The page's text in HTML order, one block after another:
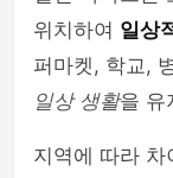
위치하여 일상
퍼마켓, 학교,
일상 생활을 유
지역에 따라